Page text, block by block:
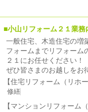
■小山リフォーム２１業務
一般住宅、木造住宅の増
フォームまでリフォーム
２１にお任せください！
ぜひ皆さまのお越しをお
【住宅リフォーム（リホ
修繕
【マンションリフォーム